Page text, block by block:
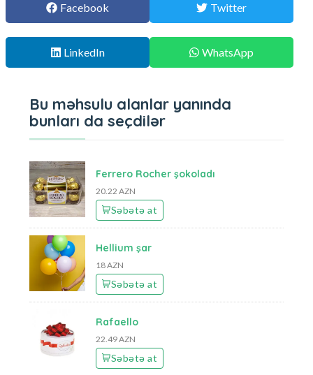
Facebook Twitter
LinkedIn WhatsApp
Bu məhsulu alanlar yanında
bunları da seçdilər
Ferrero Rocher şokoladı
20.22 AZN
Səbətə at
Hellium şar
18 AZN
Səbətə at
Rafaello
22.49 AZN
Səbətə at